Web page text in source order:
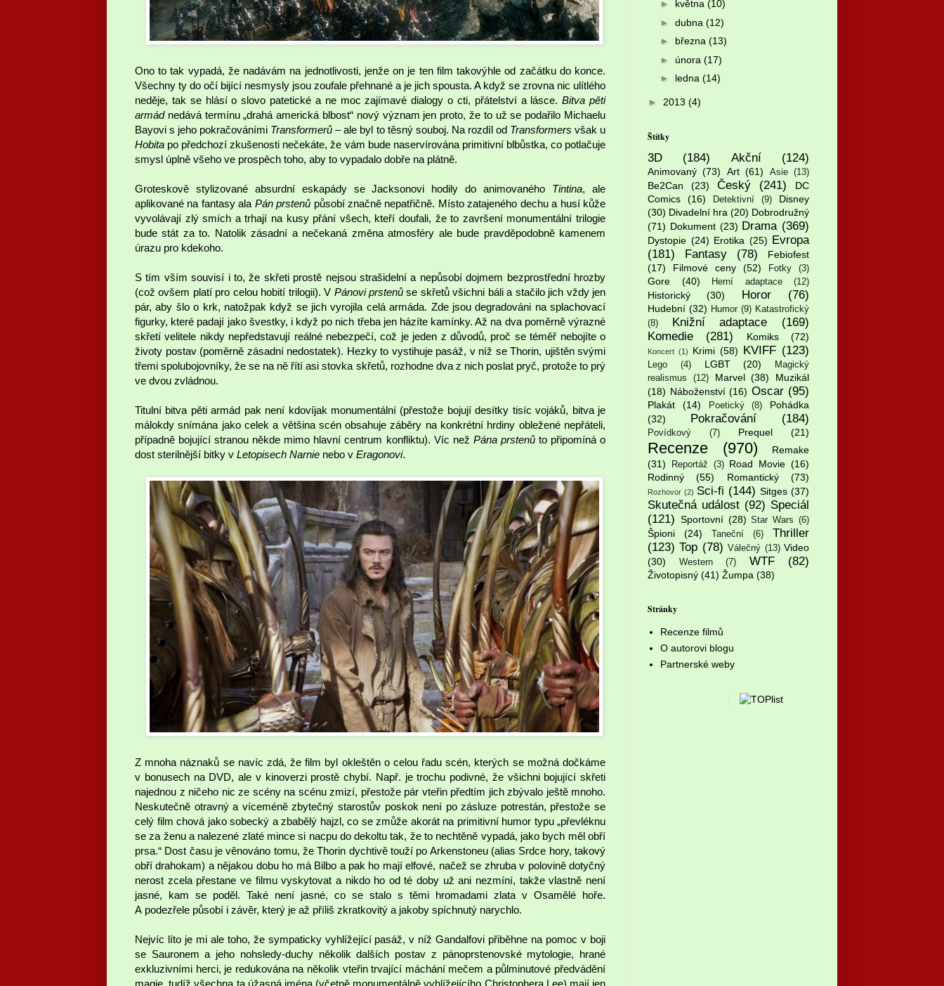
Ono to tak vypadá, že nadávám na jednotlivosti, jenže on je ten film takovýhle od začátku do konce.
Všechny ty do očí bijící nesmysly jsou zoufale přehnané a je jich spousta. A když se zrovna nic ulítlého
neděje, tak se hlásí o slovo patetické a ne moc zajímavé dialogy o cti, přátelství a lásce.Bitva pěti
armádnedává termínu „drahá americká blbost“ nový význam jen proto, že to už se podařilo Michaelu
Bayovi s jeho pokračováními Transformerů – ale byl to těsný souboj. Na rozdíl od Transformers však u
Hobita po předchozí zkušenosti nečekáte, že vám bude naservírována primitivní blbůstka, co potlačuje
smysl úplně všeho ve prospěch toho, aby to vypadalo dobře na plátně.
Groteskově stylizované absurdní eskapády se Jacksonovi hodily do animovaného Tintina, ale
aplikované na fantasy ala Pán prstenů působí značně nepatřičně. Místo zatajeného dechu a husí kůže
vyvolávají zlý smích a trhají na kusy přání všech, kteří doufali, že to završení monumentální trilogie
bude stát za to. Natolik zásadní a nečekaná změna atmosféry ale bude pravděpodobně kamenem
úrazu pro kdekoho.
S tím vším souvisí i to, že skřeti prostě nejsou strašidelní a nepůsobí dojmem bezprostřední hrozby
(což ovšem platí pro celou hobití trilogii). V Pánovi prstenů se skřetů všichni báli a stačilo jich vždy jen
pár, aby šlo o krk, natožpak když se jich vyrojila celá armáda. Zde jsou degradováni na splachovací
figurky, které padají jako švestky, i když po nich třeba jen házíte kamínky. Až na dva poměrně výrazné
skřetí velitele nikdy nepředstavují reálné nebezpečí, což je jeden z důvodů, proč se téměř nebojíte o
životy postav (poměrně zásadní nedostatek). Hezky to vystihuje pasáž, v níž se Thorin, ujištěn svými
třemi spolubojovníky, že se na ně řítí asi stovka skřetů, rozhodne dva z nich poslat pryč, protože to prý
ve dvou zvládnou.
Titulní bitva pěti armád pak není kdovíjak monumentální (přestože bojují desítky tisíc vojáků, bitva je
málokdy snímána jako celek a většina scén obsahuje záběry na konkrétní hrdiny obležené nepřáteli,
případně bojující stranou někde mimo hlavní centrum konfliktu). Víc než Pána prstenůto připomíná o
dost sterilnější bitky v Letopisech Narnie nebo v Eragonovi.
Z mnoha náznaků se navíc zdá, že film byl okleštěn o celou řadu scén, kterých se možná dočkáme
v bonusech na DVD, ale v kinoverzi prostě chybí. Např. je trochu podivné, že všichni bojující skřeti
najednou z ničeho nic ze scény na scénu zmizí, přestože pár vteřin předtím jich zbývalo ještě mnoho.
Neskutečně otravný a víceméně zbytečný starostův poskok není po zásluze potrestán, přestože se
celý film chová jako sobecký a zbabělý hajzl, co se zmůže akorát na primitivní humor typu „převléknu
se za ženu a nalezené zlaté mince si nacpu do dekoltu tak, že to nechtěně vypadá, jako bych měl obří
prsa.“ Dost času je věnováno tomu, že Thorin dychtivě touží po Arkenstoneu (alias Srdce hory, takový
obří drahokam) a nějakou dobu ho má Bilbo a pak ho mají elfové, načež se zhruba v polovině dotyčný
nerost zcela přestane ve filmu vyskytovat a nikdo ho od té doby už ani nezmíní, takže vlastně není
jasné, kam se poděl. Také není jasné, co se stalo s těmi hromadami zlata v Osamělé hoře.
A podezřele působí i závěr, který je až příliš zkratkovitý a jakoby spíchnutý narychlo.
Nejvíc líto je mi ale toho, že sympaticky vyhlížející pasáž, v níž Gandalfovi přiběhne na pomoc v boji
se Sauronem a jeho nohsledy-duchy několik dalších postav z pánoprstenovské mytologie, hrané
exkluzivními herci, je redukována na několik vteřin trvající máchání mečem a půlminutové předvádění
► května (10)
► dubna (12)
► března (13)
► února (17)
► ledna (14)
► 2013 (4)
Štítky
3D (184) Akční (124)
Animovaný (73) Art (61) Asie (13)
Be2Can (23) Český (241)
DC
Comics
(16) Detektivní (9)
Disney
(30) Divadelní hra (20) Dobrodružný
(71) Dokument (23) Drama (369)
Dystopie (24) Erotika (25)
Evropa
(181)
Fantasy (78)
Febiofest
(17)
Filmové ceny (52) Fotky (3)
Gore (40) Herní adaptace (12)
Historický (30) Horor (76)
Hudební (32) Humor (9) Katastrofický
(8)
Knižní adaptace
(169)
Komedie
(281) Komiks (72)
Koncert (1) Krimi (58) KVIFF (123)
Lego (4) LGBT (20)
Magický
realismus
(12) Marvel (38)
Muzikál
(18) Náboženství (16) Oscar (95)
Plakát (14) Poetický (8)
Pohádka
(32)
Pokračování (184)
Povídkový (7) Prequel (21)
Recenze (970)
Remake
(31)
Reportáž (3) Road Movie (16)
Rodinný
(55) Romantický (73)
Rozhovor (2) Sci-fi (144) Sitges (37)
Skutečná událost (92) Speciál
(121) Sportovní (28) Star Wars (6)
Špioni (24) Taneční (6)
Thriller
(123) Top (78) Válečný (13) Video
(30)
Western (7) WTF (82)
Životopisný (41) Žumpa (38)
Stránky
Recenze filmů
O autorovi blogu
Partnerské weby